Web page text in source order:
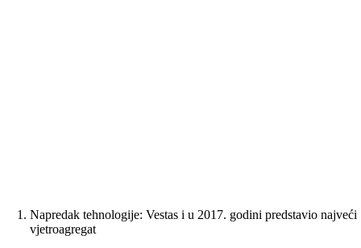
Napredak tehnologije: Vestas i u 2017. godini predstavio najveći
vjetroagregat